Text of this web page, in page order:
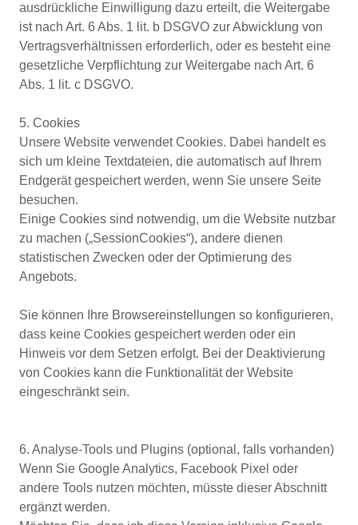
ausdrückliche Einwilligung dazu erteilt, die Weitergabe
ist nach Art. 6 Abs. 1 lit. b DSGVO zur Abwicklung von
Vertragsverhältnissen erforderlich, oder es besteht eine
gesetzliche Verpflichtung zur Weitergabe nach Art. 6
Abs. 1 lit. c DSGVO.
5. Cookies
Unsere Website verwendet Cookies. Dabei handelt es
sich um kleine Textdateien, die automatisch auf Ihrem
Endgerät gespeichert werden, wenn Sie unsere Seite
besuchen.
Einige Cookies sind notwendig, um die Website nutzbar
zu machen („SessionCookies“), andere dienen
statistischen Zwecken oder der Optimierung des
Angebots.
Sie können Ihre Browsereinstellungen so konfigurieren,
dass keine Cookies gespeichert werden oder ein
Hinweis vor dem Setzen erfolgt. Bei der Deaktivierung
von Cookies kann die Funktionalität der Website
eingeschränkt sein.
6. Analyse-Tools und Plugins (optional, falls vorhanden)
Wenn Sie Google Analytics, Facebook Pixel oder
andere Tools nutzen möchten, müsste dieser Abschnitt
ergänzt werden.